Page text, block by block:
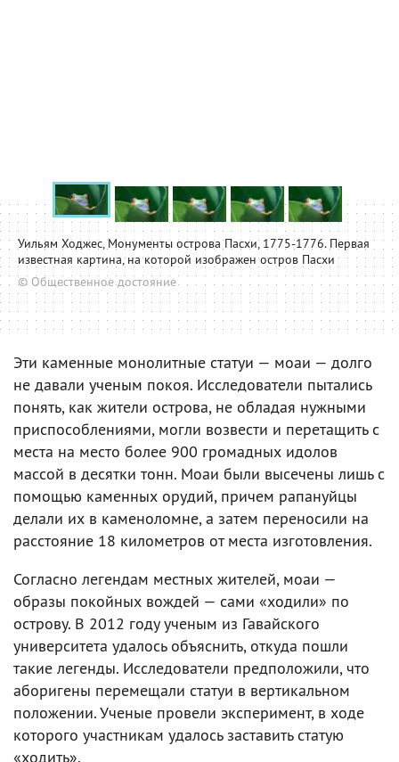
Уильям Ходжес, Монументы острова Пасхи, 1775-1776. Первая
известная картина, на которой изображен остров Пасхи
© Общественное достояние
Эти каменные монолитные статуи — моаи — долго
не давали ученым покоя. Исследователи пытались
понять, как жители острова, не обладая нужными
приспособлениями, могли возвести и перетащить с
места на место более 900 громадных идолов
массой в десятки тонн. Моаи были высечены лишь с
помощью каменных орудий, причем рапануйцы
делали их в каменоломне, а затем переносили на
расстояние 18 километров от места изготовления.
Согласно легендам местных жителей, моаи —
образы покойных вождей — сами «ходили» по
острову. В 2012 году ученым из Гавайского
университета удалось объяснить, откуда пошли
такие легенды. Исследователи предположили, что
аборигены перемещали статуи в вертикальном
положении. Ученые провели эксперимент, в ходе
которого участникам удалось заставить статую
«ходить».